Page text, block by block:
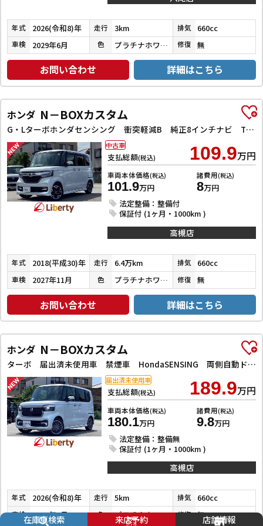
年式 2026(令和8)年 走行 3km 排気 660cc
車検 2029年6月 色 プラチナホワイトパール 修復 無
お問い合わせ 詳細はこちら
ホンダ N－BOXカスタム
G・Lターボホンダセンシング 衝突軽減B 純正8インチナビ TV Bluetooth対応 Bカメラ ビルドインETC 両側自動ドア アダプティブクルーズコントロール 革巻きステアリング パドルシフト LEDヘッドライト スマートキ
支払総額(税込) 109.9万円
車両本体価格(税込)
101.9万円
諸費用(税込)
8万円
法定整備：整備付
保証付 (1ヶ月・1000km )
中古車
高槻店
年式 2018(平成30)年 走行 6.4万km 排気 660cc
車検 2027年11月 色 プラチナホワイトパール 修復 無
お問い合わせ 詳細はこちら
ホンダ N－BOXカスタム
ターボ 届出済未使用車 禁煙車 HondaSENSING 両側自動ドア アダプティブクルーズコントロール 電子パーキング 革巻きステアリング パドルシフト 前席シートヒーター LEDヘッドライト スマートキー
支払総額(税込) 189.9万円
車両本体価格(税込)
180.1万円
諸費用(税込)
9.8万円
法定整備：整備無
保証付 (1ヶ月・1000km )
届出済未使用車
高槻店
年式 2026(令和8)年 走行 5km 排気 660cc
車検 2029年7月 色 プラチナホワイトパール 修復 無
在庫車検索 来店予約 店舗情報